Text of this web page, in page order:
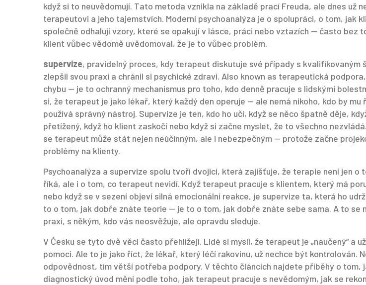
když si to neuvědomují. Tato metoda vznikla na základě prací Freuda, ale dnes už
terapeutovi a jeho tajemstvích. Moderní psychoanalýza je o spolupráci, o tom, jak
společně odhalují vzory, které se opakují v lásce, práci nebo vztazích — často bez
klient vůbec vědomě uvědomoval, že je to vůbec problém.
supervize, pravidelný proces, kdy terapeut diskutuje své případy s kvalifikovaným
zlepšil svou praxi a chránil si psychické zdraví. Also known as terapeutická podpora
chybu — je to ochranný mechanismus pro toho, kdo denně pracuje s lidskými
si, že terapeut je jako lékař, který každý den operuje — ale nemá nikoho, kdo by mu
používá správný nástroj. Supervize je ten, kdo ho učí, když se něco špatně děje,
přetížený, když ho klient zaskočí nebo když si začne myslet, že to všechno
se terapeut může stát nejen neúčinným, ale i nebezpečným — protože začne
problémy na klienty.
Psychoanalýza a supervize spolu tvoří dvojici, která zajišťuje, že terapie není jen o
říká, ale i o tom, co terapeut nevidí. Když terapeut pracuje s klientem, který má
nebo když se v sezení objeví silná emocionální reakce, je supervize ta, která ho
to o tom, jak dobře znáte teorie — je to o tom, jak dobře znáte sebe sama. A to se
praxi, s někým, kdo vás neosvěžuje, ale opravdu sleduje.
V Česku se tyto dvě věci často přehlížejí. Lidé si myslí, že terapeut je „naučený“ a
pomoci. Ale to je jako říct, že lékař, který léčí rakovinu, už nechce být kontrolován.
odpovědnost, tím větší potřeba podpory. V těchto článcích najdete příběhy o tom,
diagnostický úvod mění podle toho, jak terapeut pracuje s nevědomým, jak se